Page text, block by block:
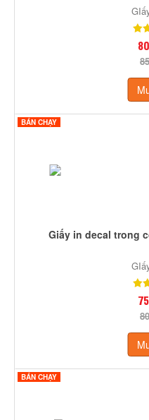
BÁN CHẠY
Giấy in decal trong
BÁN CHẠY